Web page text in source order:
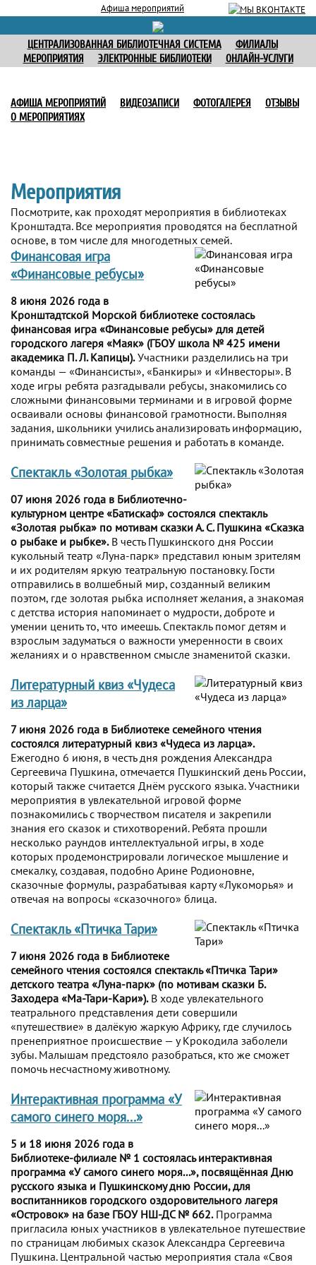
Афиша мероприятий
ЦЕНТРАЛИЗОВАННАЯ БИБЛИОТЕЧНАЯ СИСТЕМА
ФИЛИАЛЫ
МЕРОПРИЯТИЯ
ЭЛЕКТРОННЫЕ БИБЛИОТЕКИ ОНЛАЙН-УСЛУГИ
АФИША МЕРОПРИЯТИЙ ВИДЕОЗАПИСИ ФОТОГАЛЕРЕЯ
ОТЗЫВЫ
О МЕРОПРИЯТИЯХ
Мероприятия
Посмотрите, как проходят мероприятия в библиотеках
Кронштадта. Все мероприятия проводятся на бесплатной
основе, в том числе для многодетных семей.
Финансовая игра
«Финансовые ребусы»
8 июня 2026 года в
Кронштадтской Морской библиотеке состоялась
финансовая игра «Финансовые ребусы» для детей
городского лагеря «Маяк» (ГБОУ школа № 425 имени
академика П. Л. Капицы).Участники разделились на три
команды — «Финансисты», «Банкиры» и «Инвесторы». В
ходе игры ребята разгадывали ребусы, знакомились со
сложными финансовыми терминами и в игровой форме
осваивали основы финансовой грамотности. Выполняя
задания, школьники учились анализировать информацию,
принимать совместные решения и работать в команде.
Спектакль «Золотая рыбка»
07 июня 2026 года в Библиотечно-
культурном центре «Батискаф» состоялся спектакль
«Золотая рыбка» по мотивам сказки А. С. Пушкина «Сказка
о рыбаке и рыбке».В честь Пушкинского дня России
кукольный театр «Луна-парк» представил юным зрителям
и их родителям яркую театральную постановку. Гости
отправились в волшебный мир, созданный великим
поэтом, где золотая рыбка исполняет желания, а знакомая
с детства история напоминает о мудрости, доброте и
умении ценить то, что имеешь. Спектакль помог детям и
взрослым задуматься о важности умеренности в своих
желаниях и о нравственном смысле знаменитой сказки.
Литературный квиз «Чудеса
из ларца»
7 июня 2026 года в Библиотеке семейного чтения
состоялся литературный квиз «Чудеса из ларца».
Ежегодно 6 июня, в честь дня рождения Александра
Сергеевича Пушкина, отмечается Пушкинский день России,
который также считается Днём русского языка. Участники
мероприятия в увлекательной игровой форме
познакомились с творчеством писателя и закрепили
знания его сказок и стихотворений. Ребята прошли
несколько раундов интеллектуальной игры, в ходе
которых продемонстрировали логическое мышление и
смекалку, создавая, подобно Арине Родионовне,
сказочные формулы, разрабатывая карту «Лукоморья» и
отвечая на вопросы «сказочного» блица.
Спектакль «Птичка Тари»
7 июня 2026 года в Библиотеке
семейного чтения состоялся спектакль «Птичка Тари»
детского театра «Луна-парк» (по мотивам сказки Б.
Заходера «Ма-Тари-Кари»).В ходе увлекательного
театрального представления дети совершили
«путешествие» в далёкую жаркую Африку, где случилось
пренеприятное происшествие — у Крокодила заболели
зубы. Малышам предстояло разобраться, кто же сможет
помочь несчастному животному.
Интерактивная программа «У
самого синего моря...»
5 и 18 июня 2026 года в
Библиотеке-филиале № 1 состоялась интерактивная
программа «У самого синего моря...», посвящённая Дню
русского языка и Пушкинскому дню России, для
воспитанников городского оздоровительного лагеря
«Островок» на базе ГБОУ НШ-ДС № 662.Программа
пригласила юных участников в увлекательное путешествие
по страницам любимых сказок Александра Сергеевича
Пушкина. Центральной частью мероприятия стала «Своя